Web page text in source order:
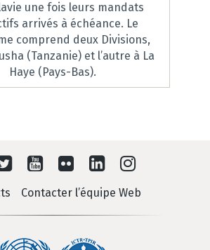
une fois leurs mandats
arrivés à échéance. Le
comprend deux Divisions,
(Tanzanie) et l’autre à La
Haye (Pays-Bas).
Contacter l’équipe Web